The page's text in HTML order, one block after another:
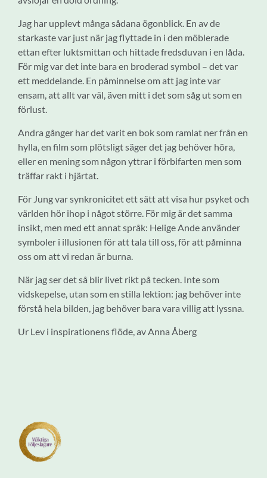
Jag har upplevt många sådana ögonblick. En av de
starkaste var just när jag flyttade in i den möblerade
ettan efter luktsmittan och hittade fredsduvan i en låda.
För mig var det inte bara en broderad symbol – det var
ett meddelande. En påminnelse om att jag inte var
ensam, att allt var väl, även mitt i det som såg ut som en
förlust.
Andra gånger har det varit en bok som ramlat ner från en
hylla, en film som plötsligt säger det jag behöver höra,
eller en mening som någon yttrar i förbifarten men som
träffar rakt i hjärtat.
För Jung var synkronicitet ett sätt att visa hur psyket och
världen hör ihop i något större. För mig är det samma
insikt, men med ett annat språk: Helige Ande använder
symboler i illusionen för att tala till oss, för att påminna
oss om att vi redan är burna.
När jag ser det så blir livet rikt på tecken. Inte som
vidskepelse, utan som en stilla lektion: jag behöver inte
förstå hela bilden, jag behöver bara vara villig att lyssna.
Ur Lev i inspirationens flöde, av Anna Åberg